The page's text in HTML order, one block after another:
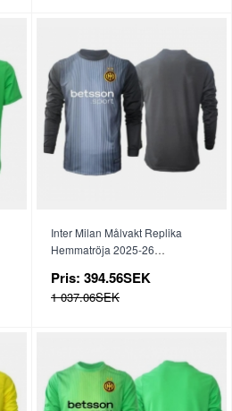
Inter Milan Målvakt Replika
Hemmatröja 2025-26
Pris: 394.56SEK
1 037.06SEK